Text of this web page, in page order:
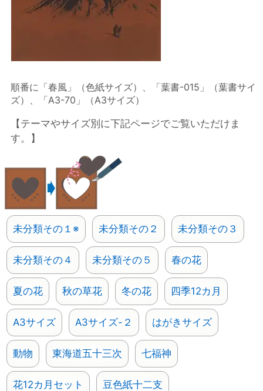
順番に「春風」（色紙サイズ）、「葉書-015」（葉書サイ
ズ）、「A3-70」（A3サイズ）
【テーマやサイズ別に下記ページでご覧いただけま
す。】
未分類その１※ 未分類その２ 未分類その３
未分類その４ 未分類その５ 春の花
夏の花 秋の草花 冬の花 四季12カ月
A3サイズ A3サイズ-２ はがきサイズ
動物 東海道五十三次 七福神
花12カ月セット 豆色紙十二支